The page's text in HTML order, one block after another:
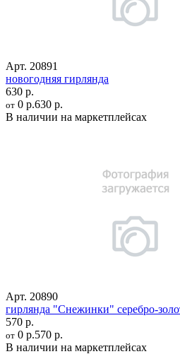
Арт. 20891
новогодняя гирлянда
630 р.
от 0 р.630 р.
В наличии на маркетплейсах
Арт. 20890
гирлянда "Снежинки" серебро-
570 р.
от 0 р.570 р.
В наличии на маркетплейсах